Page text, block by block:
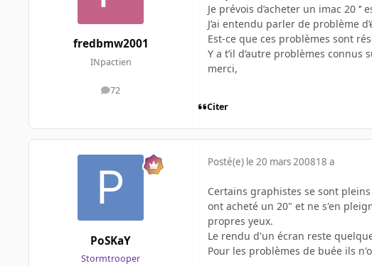
fredbmw2001
INpactien
72
messages
Je prévois d’acheter un imac 20
J’ai entendu parler de problème
Est-ce que ces problèmes sont
Y a t’il d’autre problèmes connus
merci,
Citer
PoSKaY
Stormtrooper
Posté(e) le 20 mars 200818 a
Certains graphistes se sont
ont acheté un 20" et ne s'en
propres yeux.
Le rendu d'un écran reste
Pour les problèmes de buée ils